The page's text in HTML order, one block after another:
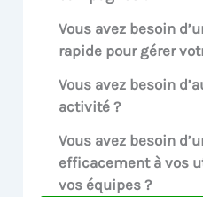
Vous avez besoin
rapide pour gérer
Vous avez besoin
activité ?
Vous avez besoin
efficacement à vos
vos équipes ?